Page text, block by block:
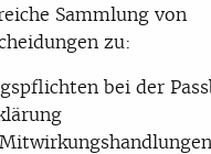
Sammlung von
zu:
bei der